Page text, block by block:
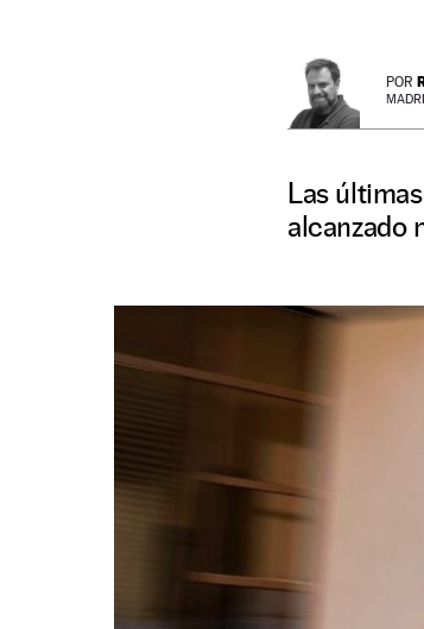
POR
Las
alcanzado